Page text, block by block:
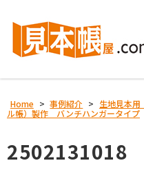
Home > 事例紹介 > 生地見本
ル帳）製作 バンチハンガータイプ
2502131018